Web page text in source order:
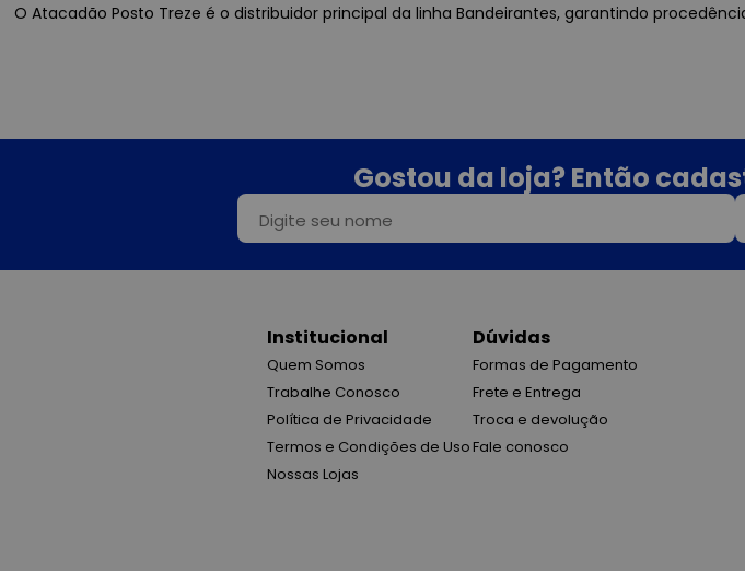
O Atacadão Posto Treze é o distribuidor principal da linha Bandeirantes, garantindo
Gostou da loja? Então
Institucional
Quem Somos
Trabalhe Conosco
Política de Privacidade
Termos e Condições de Uso
Nossas Lojas
Dúvidas
Formas de Pagamento
Frete e Entrega
Troca e devolução
Fale conosco